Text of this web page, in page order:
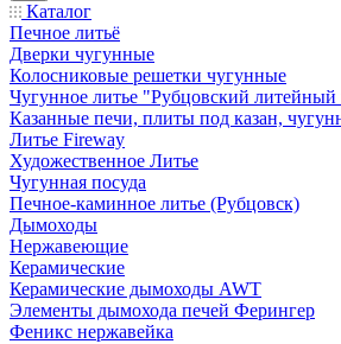
Каталог
Печное литьё
Дверки чугунные
Колосниковые решетки чугунные
Чугунное литье "Рубцовский
Казанные печи, плиты под казан,
Литье Fireway
Художественное Литье
Чугунная посуда
Печное-каминное литье (Рубцовск)
Дымоходы
Нержавеющие
Керамические
Керамические дымоходы AWT
Элементы дымохода печей Ферингер
Феникс нержавейка